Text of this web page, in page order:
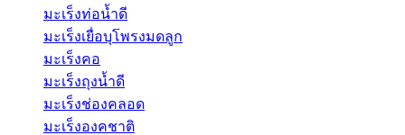
มะเร็งท่อน้ำดี
มะเร็งเยื่อบุโพรงมดลูก
มะเร็งคอ
มะเร็งถุงน้ำดี
มะเร็งช่องคลอด
มะเร็งองคชาติ